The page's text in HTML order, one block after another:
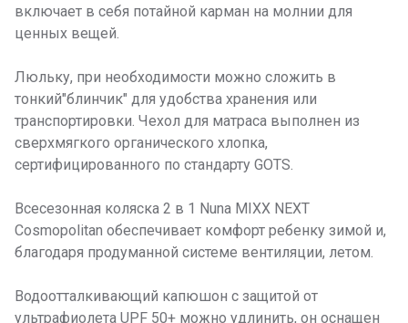
включает в себя потайной карман на молнии для
ценных вещей.
Люльку, при необходимости можно сложить в
тонкий"блинчик" для удобства хранения или
транспортировки. Чехол для матраса выполнен из
сверхмягкого органического хлопка,
сертифицированного по стандарту GOTS.
Всесезонная коляска 2 в 1 Nuna MIXX NEXT
Cosmopolitan обеспечивает комфорт ребенку зимой и,
благодаря продуманной системе вентиляции, летом.
Водоотталкивающий капюшон с защитой от
ультрафиолета UPF 50+ можно удлинить, он оснащен